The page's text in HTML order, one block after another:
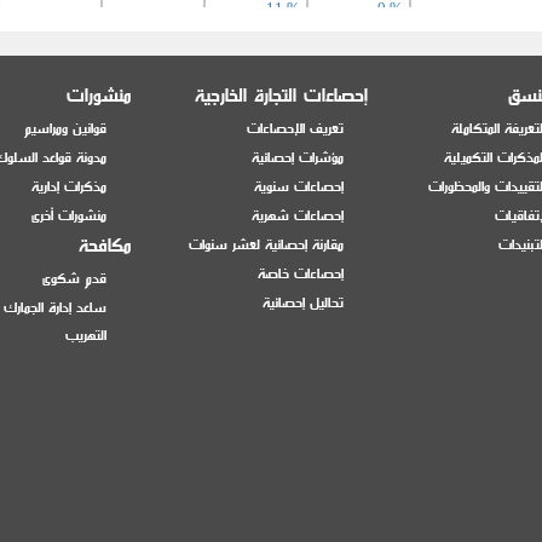
0 %
11 %
11 %
11 %
أو غاطسة.
المتكاملة
التكميلية
والمحظورات
إحصاءات التجارة الخارجية
تعريف الإحصاءات
مؤشرات إحصائية
إحصاءات سنوية
إحصاءات شهرية
مقارنة إحصائية لعشر سنوات
إحصاءات خاصة
تحاليل إحصائية
منشورات
قوانين ومراسيم
مدونة قواعد
مذكرات إدارية
منشورات أخرى
مكافحة
قدم شكوى
ساعد إدارة
التهريب